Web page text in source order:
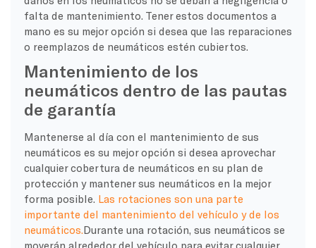
falta de mantenimiento. Tener estos documentos a
mano es su mejor opción si desea que las reparaciones
o reemplazos de neumáticos estén cubiertos.
Mantenimiento de los
neumáticos dentro de las pautas
de garantía
Mantenerse al día con el mantenimiento de sus
neumáticos es su mejor opción si desea aprovechar
cualquier cobertura de neumáticos en su plan de
protección y mantener sus neumáticos en la mejor
forma posible. Las rotaciones son una parte
importante del mantenimiento del vehículo y de los
neumáticos. Durante una rotación, sus neumáticos se
moverán alrededor del vehículo para evitar cualquier